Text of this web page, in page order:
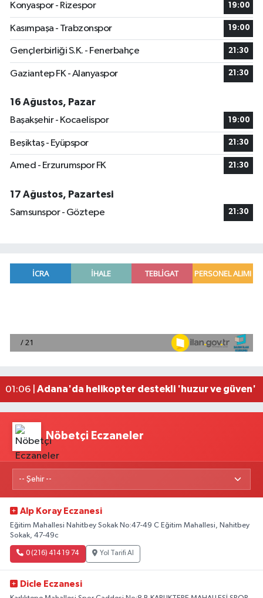
Konyaspor - Rizespor
19:00
Kasımpaşa - Trabzonspor 19:00
Gençlerbirliği S.K. - Fenerbahçe 21:30
Gaziantep FK - Alanyaspor 21:30
16 Ağustos, Pazar
Başakşehir - Kocaelispor
19:00
Beşiktaş - Eyüpspor 21:30
Amed - Erzurumspor FK 21:30
17 Ağustos, Pazartesi
Samsunspor - Göztepe
21:30
00:05 |
Adana'da silahlı saldırıda 3 kişi yaralandı
01:06 | Adana'da helikopter destekli 'huzur ve güven'
Nöbetçi Eczaneler
Alp Koray Eczanesi
Eğitim Mahallesi Nahitbey Sokak No:47-49 C Eğitim Mahallesi, Nahitbey
Sokak, 47-49c
0 (216) 414 19 74 Yol Tarifi Al
Dicle Eczanesi